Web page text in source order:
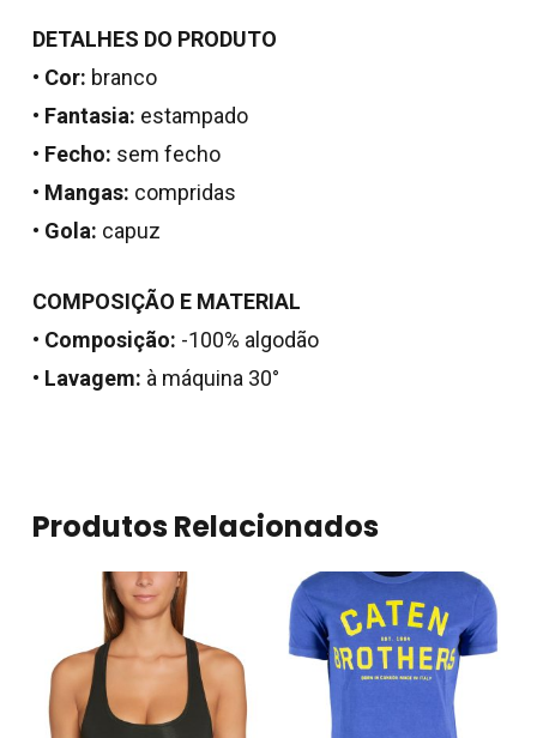
Nenhum produto no
carrinho.
DETALHES DO PRODUTO
• Cor: branco
• Fantasia: estampado
• Fecho: sem fecho
• Mangas: compridas
• Gola: capuz
COMPOSIÇÃO E MATERIAL
• Composição: -100% algodão
• Lavagem: à máquina 30°
Produtos Relacionados